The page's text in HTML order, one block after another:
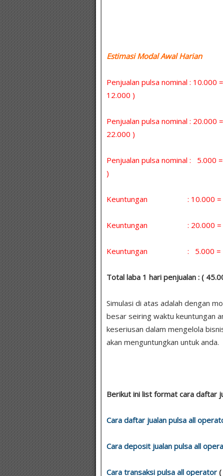
Estimasi Modal Awal Harian
Penjualan pulsa nominal :
12.000 )
Penjualan pulsa nominal :
22.000 )
Penjualan pulsa nominal :
)
Keuntungan : 10.000 = 30
Keuntungan : 20.000 = 5
Keuntungan : 5.000 = 5 x
Total laba 1 hari penjualan : (
Simulasi di atas adalah dengan
besar seiring waktu keuntungan
keseriusan dalam mengelola
akan menguntungkan untuk anda.
Berikut ini list format cara daftar
Cara daftar jualan pulsa all
Cara deposit jualan pulsa all
Cara transaksi pulsa all operator